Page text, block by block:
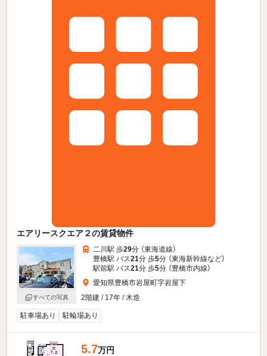
エアリースクエア２の賃貸物件
すべての写真
二川駅 歩29分 （東海道線）
豊橋駅 バス21分 歩5分 （東海新幹線など）
駅前駅 バス21分 歩5分 （豊橋市内線）
愛知県豊橋市岩屋町字岩屋下
2階建 / 17年 / 木造
駐車場あり 駐輪場あり
5.7万円